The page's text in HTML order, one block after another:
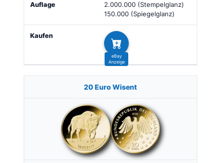
2.000.000 (Stempelglanz)
150.000 (Spiegelglanz)
20 Euro Wisent